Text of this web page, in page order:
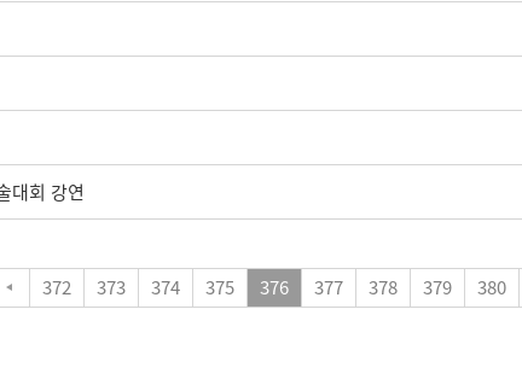
대회 강연
372 373 374 375 376 377 378 379 380